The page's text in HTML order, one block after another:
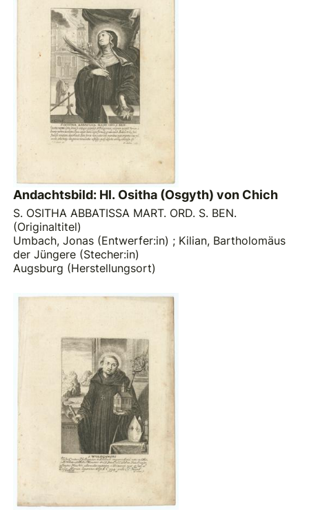
Andachtsbild: Hl. Ositha (Osgyth) von Chich
S. OSITHA ABBATISSA MART. ORD. S. BEN.
(Originaltitel)
Umbach, Jonas (Entwerfer:in) ; Kilian, Bartholomäus
der Jüngere (Stecher:in)
Augsburg (Herstellungsort)